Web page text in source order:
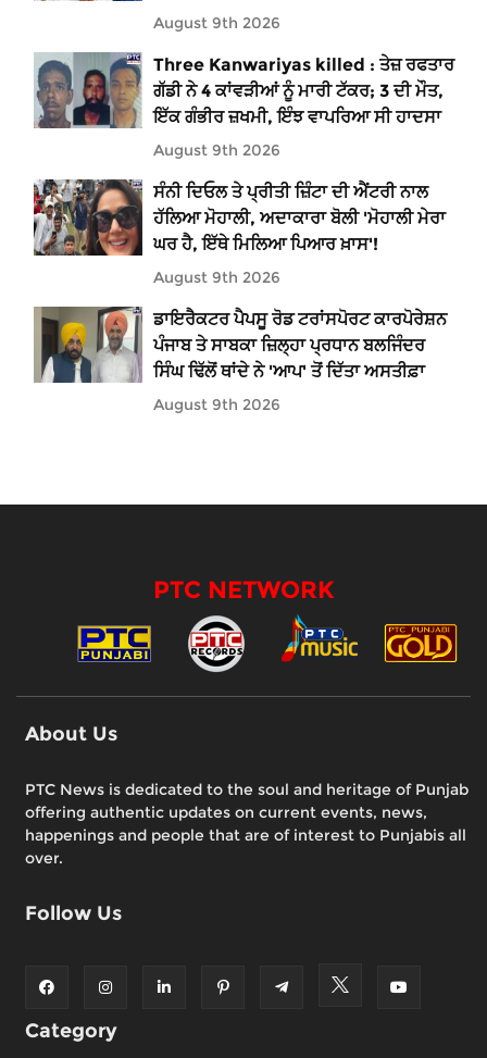
August 9th 2026
Three Kanwariyas killed : ਤੇਜ਼ ਰਫਤਾਰ
ਗੱਡੀ ਨੇ 4 ਕਾਂਵੜੀਆਂ ਨੂੰ ਮਾਰੀ ਟੱਕਰ; 3 ਦੀ ਮੌਤ,
ਇੱਕ ਗੰਭੀਰ ਜ਼ਖਮੀ, ਇੰਝ ਵਾਪਰਿਆ ਸੀ ਹਾਦਸਾ
August 9th 2026
ਸੰਨੀ ਦਿਓਲ ਤੇ ਪ੍ਰੀਤੀ ਜ਼ਿੰਟਾ ਦੀ ਐਂਟਰੀ ਨਾਲ
ਹੱਲਿਆ ਮੋਹਾਲੀ, ਅਦਾਕਾਰਾ ਬੋਲੀ 'ਮੋਹਾਲੀ ਮੇਰਾ
ਘਰ ਹੈ, ਇੱਥੇ ਮਿਲਿਆ ਪਿਆਰ ਖ਼ਾਸ'!
August 9th 2026
ਡਾਇਰੈਕਟਰ ਪੈਪਸੂ ਰੋਡ ਟਰਾਂਸਪੋਰਟ ਕਾਰਪੋਰੇਸ਼ਨ
ਪੰਜਾਬ ਤੇ ਸਾਬਕਾ ਜ਼ਿਲ੍ਹਾ ਪ੍ਰਧਾਨ ਬਲਜਿੰਦਰ
ਸਿੰਘ ਢਿੱਲੋਂ ਥਾਂਦੇ ਨੇ 'ਆਪ' ਤੋਂ ਦਿੱਤਾ ਅਸਤੀਫ਼ਾ
August 9th 2026
PTC NETWORK
About Us
PTC News is dedicated to the soul and heritage of Punjab
offering authentic updates on current events, news,
happenings and people that are of interest to Punjabis all
over.
Follow Us
Category